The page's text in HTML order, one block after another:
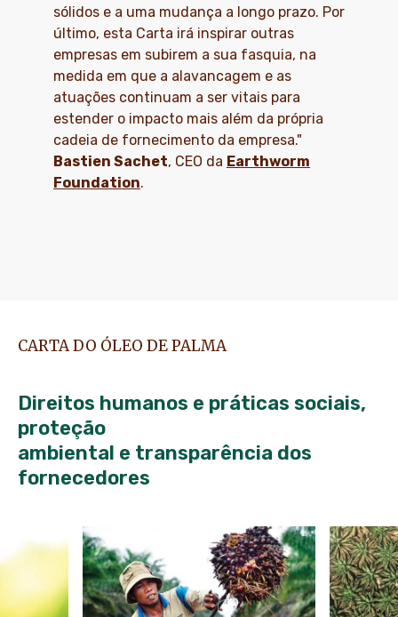
sólidos e a uma mudança a longo prazo. Por
último, esta Carta irá inspirar outras
empresas em subirem a sua fasquia, na
medida em que a alavancagem e as
atuações continuam a ser vitais para
estender o impacto mais além da própria
cadeia de fornecimento da empresa."
Bastien Sachet, CEO da Earthworm
Foundation.
CARTA DO ÓLEO DE PALMA
Direitos humanos e práticas sociais,
proteção
ambiental e transparência dos
fornecedores